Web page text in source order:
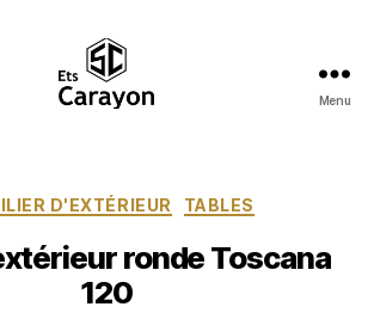
Menu
Catégories
D'EXTÉRIEUR TABLES
ronde Toscana
120